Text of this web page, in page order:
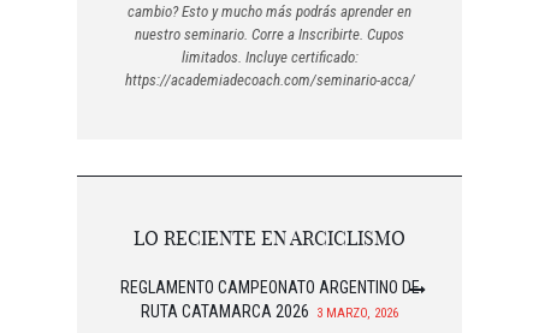
cambio? Esto y mucho más podrás aprender en
nuestro seminario. Corre a Inscribirte. Cupos
limitados. Incluye certificado:
https://academiadecoach.com/seminario-acca/
LO RECIENTE EN ARCICLISMO
REGLAMENTO CAMPEONATO ARGENTINO DE
RUTA CATAMARCA 2026
3 MARZO, 2026